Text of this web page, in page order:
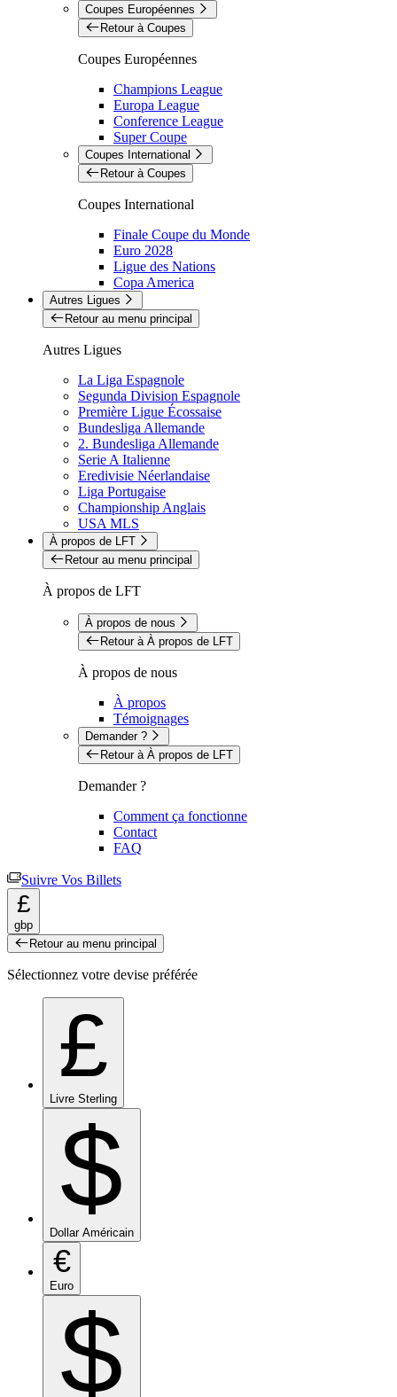
Coupes Européennes
Retour à Coupes
Coupes Européennes
Champions League
Europa League
Conference League
Super Coupe
Coupes International
Retour à Coupes
Coupes International
Finale Coupe du Monde
Euro 2028
Ligue des Nations
Copa America
Autres Ligues
Retour au menu principal
Autres Ligues
La Liga Espagnole
Segunda Division Espagnole
Première Ligue Écossaise
Bundesliga Allemande
2. Bundesliga Allemande
Serie A Italienne
Eredivisie Néerlandaise
Liga Portugaise
Championship Anglais
USA MLS
À propos de LFT
Retour au menu principal
À propos de LFT
À propos de nous
Retour à À propos de LFT
À propos de nous
À propos
Témoignages
Demander ?
Retour à À propos de LFT
Demander ?
Comment ça fonctionne
Contact
FAQ
Suivre Vos Billets
£
gbp
Retour au menu principal
Sélectionnez votre devise préférée
£
Livre Sterling
$
Dollar Américain
€
Euro
$